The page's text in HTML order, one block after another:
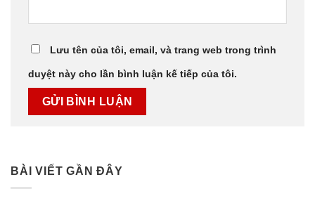
Lưu tên của tôi, email, và trang web trong trình
duyệt này cho lần bình luận kế tiếp của tôi.
BÀI VIẾT GẦN ĐÂY